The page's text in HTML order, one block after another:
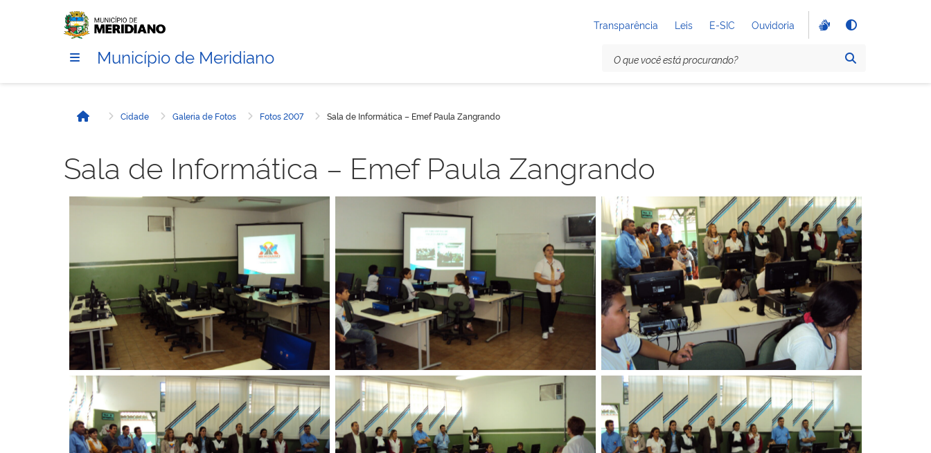
Transparência Leis E-SIC Ouvidoria
Município de Meridiano
Início Cidade Galeria de Fotos Fotos 2007 Sala de Informática – Emef Paula Zangrando
Sala de Informática – Emef Paula Zangrando
Sem legenda Sem legenda Sem legenda